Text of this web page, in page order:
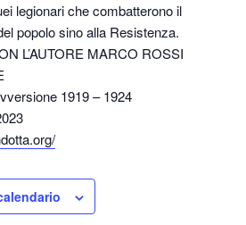
legionari che combatterono il
popolo sino alla Resistenza.
L’AUTORE MARCO ROSSI
1919 – 1924